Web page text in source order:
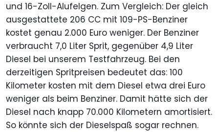
und 16-Zoll-Alufelgen. Zum Vergleich: Der gleich
ausgestattete 206 CC mit 109-PS-Benziner
kostet genau 2.000 Euro weniger. Der Benziner
verbraucht 7,0 Liter Sprit, gegenüber 4,9 Liter
Diesel bei unserem Testfahrzeug. Bei den
derzeitigen Spritpreisen bedeutet das: 100
Kilometer kosten mit dem Diesel etwa drei Euro
weniger als beim Benziner. Damit hätte sich der
Diesel nach knapp 70.000 Kilometern amortisiert.
So könnte sich der Dieselspaß sogar rechnen.